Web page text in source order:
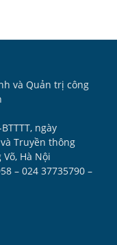
và Quản trị công
ngày
Truyền thông
Hà Nội
– 024 37735790 –